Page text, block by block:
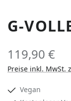
G-
119,90 €
Preise inkl. MwSt.
Vegan